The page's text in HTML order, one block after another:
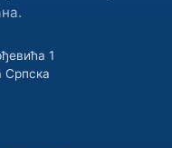
1
Српска